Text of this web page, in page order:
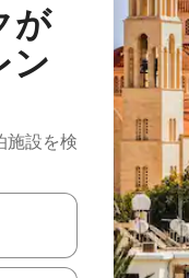
が
ン
施設を検
使って移動するか、画